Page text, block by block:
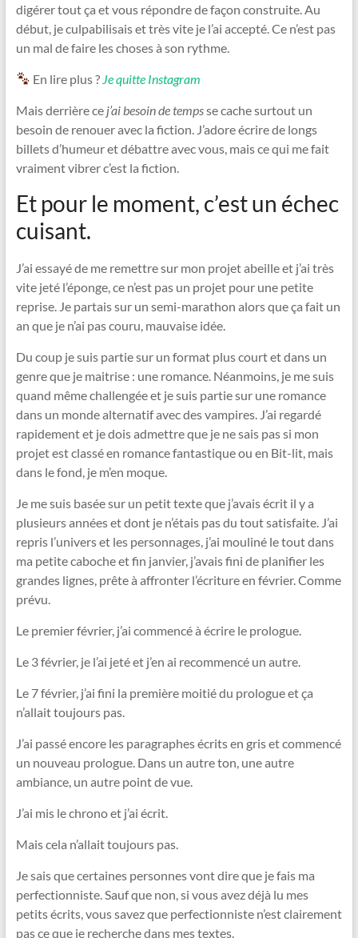
digérer tout ça et vous répondre de façon construite. Au
début, je culpabilisais et très vite je l’ai accepté. Ce n’est pas
un mal de faire les choses à son rythme.
En lire plus ? Je quitte Instagram
Mais derrière ce j’ai besoin de tempsse cache surtout un
besoin de renouer avec la fiction. J’adore écrire de longs
billets d’humeur et débattre avec vous, mais ce qui me fait
vraiment vibrer c’est la fiction.
Et pour le moment, c’est un échec
cuisant.
J’ai essayé de me remettre sur mon projet abeille et j’ai très
vite jeté l’éponge, ce n’est pas un projet pour une petite
reprise. Je partais sur un semi-marathon alors que ça fait un
an que je n’ai pas couru, mauvaise idée.
Du coup je suis partie sur un format plus court et dans un
genre que je maitrise : une romance. Néanmoins, je me suis
quand même challengée et je suis partie sur une romance
dans un monde alternatif avec des vampires. J’ai regardé
rapidement et je dois admettre que je ne sais pas si mon
projet est classé en romance fantastique ou en Bit-lit, mais
dans le fond, je m’en moque.
Je me suis basée sur un petit texte que j’avais écrit il y a
plusieurs années et dont je n’étais pas du tout satisfaite. J’ai
repris l’univers et les personnages, j’ai mouliné le tout dans
ma petite caboche et fin janvier, j’avais fini de planifier les
grandes lignes, prête à affronter l’écriture en février. Comme
prévu.
Le premier février, j’ai commencé à écrire le prologue.
Le 3 février, je l’ai jeté et j’en ai recommencé un autre.
Le 7 février, j’ai fini la première moitié du prologue et ça
n’allait toujours pas.
J’ai passé encore les paragraphes écrits en gris et commencé
un nouveau prologue. Dans un autre ton, une autre
ambiance, un autre point de vue.
J’ai mis le chrono et j’ai écrit.
Mais cela n’allait toujours pas.
Je sais que certaines personnes vont dire que je fais ma
perfectionniste. Sauf que non, si vous avez déjà lu mes
petits écrits, vous savez que perfectionniste n’est clairement
pas ce que je recherche dans mes textes.